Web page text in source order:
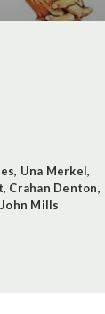
, Una Merkel,
, Crahan Denton,
John Mills